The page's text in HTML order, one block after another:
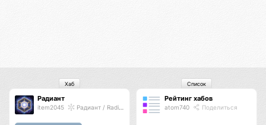
Радиант
item2045 Радиант / Radiant
Хаб
Рейтинг хабов
atom740 Поделиться
Список